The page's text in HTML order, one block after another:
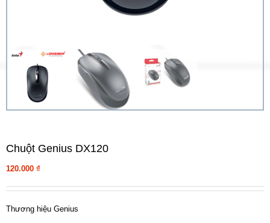
Chuột Genius DX120
120.000 ₫
Thương hiệu Genius